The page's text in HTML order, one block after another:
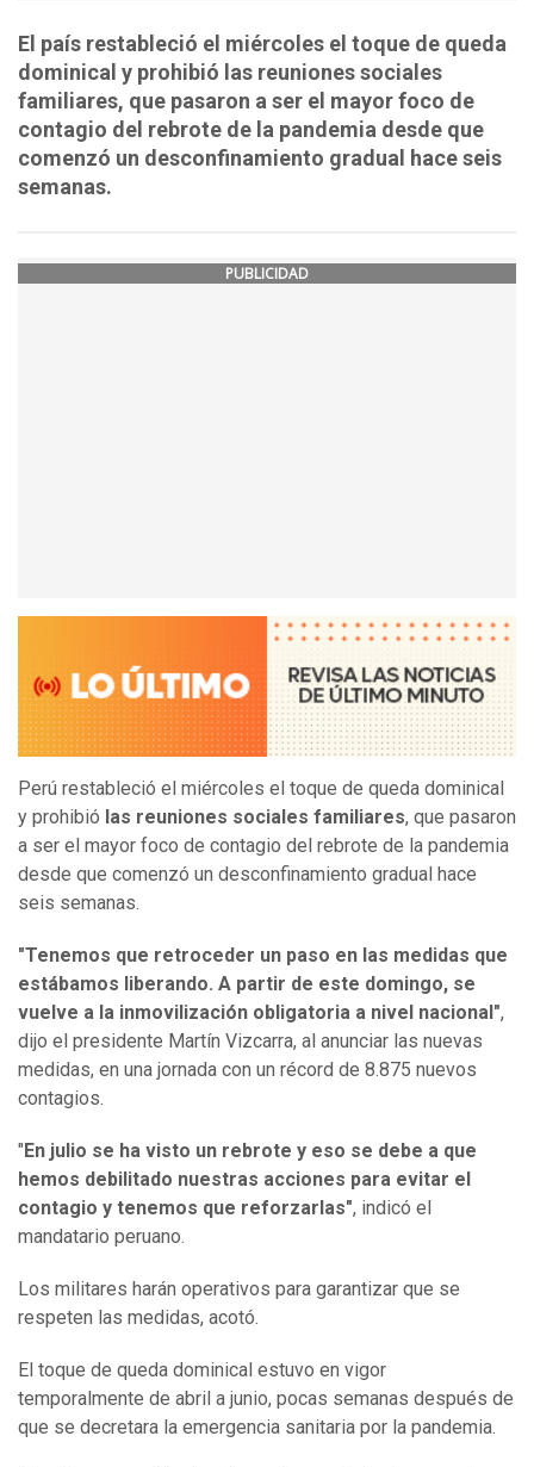
El país restableció el miércoles el toque de queda
dominical y prohibió las reuniones sociales
familiares, que pasaron a ser el mayor foco de
contagio del rebrote de la pandemia desde que
comenzó un desconfinamiento gradual hace seis
semanas.
PUBLICIDAD
Perú restableció el miércoles el toque de queda dominical
y prohibió las reuniones sociales familiares, que pasaron
a ser el mayor foco de contagio del rebrote de la pandemia
desde que comenzó un desconfinamiento gradual hace
seis semanas.
"Tenemos que retroceder un paso en las medidas que
estábamos liberando. A partir de este domingo, se
vuelve a la inmovilización obligatoria a nivel nacional",
dijo el presidente Martín Vizcarra, al anunciar las nuevas
medidas, en una jornada con un récord de 8.875 nuevos
contagios.
" En julio se ha visto un rebrote y eso se debe a que
hemos debilitado nuestras acciones para evitar el
contagio y tenemos que reforzarlas", indicó el
mandatario peruano.
Los militares harán operativos para garantizar que se
respeten las medidas, acotó.
El toque de queda dominical estuvo en vigor
temporalmente de abril a junio, pocas semanas después de
que se decretara la emergencia sanitaria por la pandemia.